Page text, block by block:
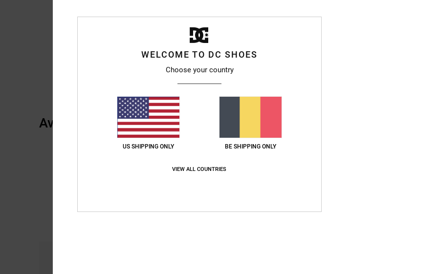
Avis clients
WELCOME TO DC SHOES
Choose your country
US SHIPPING ONLY BE SHIPPING ONLY
VIEW ALL COUNTRIES